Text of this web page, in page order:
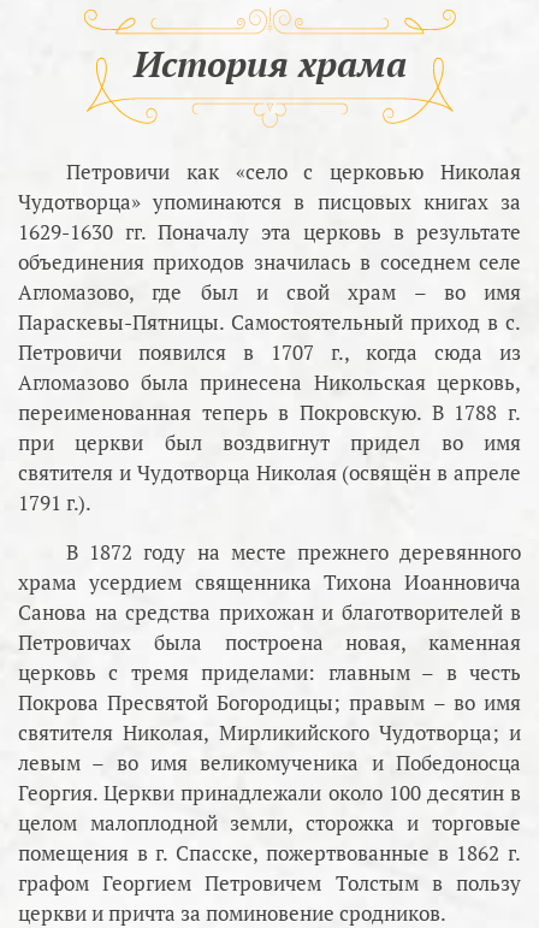
История храма
Петровичи как «село с церковью Николая
Чудотворца» упоминаются в писцовых книгах за
1629-1630 гг. Поначалу эта церковь в результате
объединения приходов значилась в соседнем селе
Агломазово, где был и свой храм – во имя
Параскевы-Пятницы. Самостоятельный приход в с.
Петровичи появился в 1707 г., когда сюда из
Агломазово была принесена Никольская церковь,
переименованная теперь в Покровскую. В 1788 г.
при церкви был воздвигнут придел во имя
святителя и Чудотворца Николая (освящён в апреле
1791 г.).
В 1872 году на месте прежнего деревянного
храма усердием священника Тихона Иоанновича
Санова на средства прихожан и благотворителей в
Петровичах была построена новая, каменная
церковь с тремя приделами: главным – в честь
Покрова Пресвятой Богородицы; правым – во имя
святителя Николая, Мирликийского Чудотворца; и
левым – во имя великомученика и Победоносца
Георгия. Церкви принадлежали около 100 десятин в
целом малоплодной земли, сторожка и торговые
помещения в г. Спасске, пожертвованные в 1862 г.
графом Георгием Петровичем Толстым в пользу
церкви и причта за поминовение сродников.